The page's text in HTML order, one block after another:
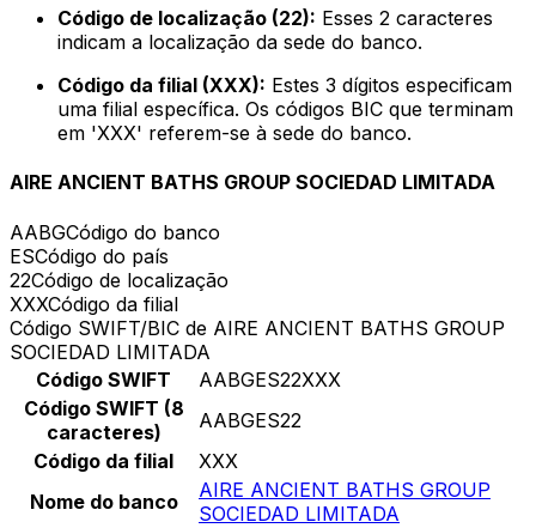
Código de localização (22): Esses 2 caracteres
indicam a localização da sede do banco.
Código da filial (XXX): Estes 3 dígitos especificam
uma filial específica. Os códigos BIC que terminam
em 'XXX' referem-se à sede do banco.
AIRE ANCIENT BATHS GROUP SOCIEDAD LIMITADA
AABGCódigo do banco
ESCódigo do país
22Código de localização
XXXCódigo da filial
Código SWIFT/BIC de AIRE ANCIENT BATHS GROUP
SOCIEDAD LIMITADA
Código SWIFT
AABGES22XXX
Código SWIFT (8
caracteres)
AABGES22
Código da filial
XXX
Nome do banco
AIRE ANCIENT BATHS GROUP
SOCIEDAD LIMITADA